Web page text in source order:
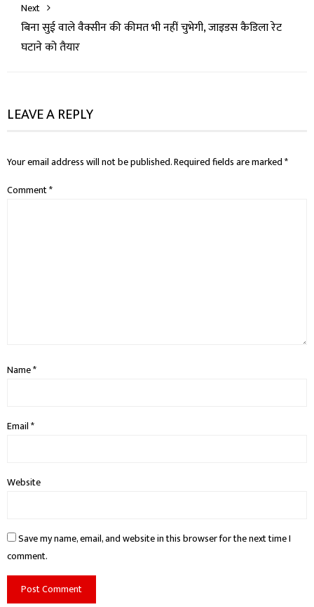
Next
बिना सुई वाले वैक्सीन की कीमत भी नहीं चुभेगी, जाइडस कैडिला रेट
घटाने को तैयार
LEAVE A REPLY
Your email address will not be published.Required fields are marked*
Comment*
Name*
Email*
Website
Save my name, email, and website in this browser for the next time I
comment.